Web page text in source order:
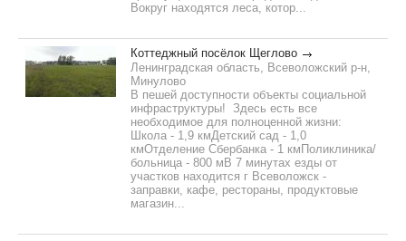
Вокруг находятся леса, котор...
Коттеджный посёлок Щеглово
Ленинградская область, Всеволожский р-н,
Минулово
В пешей доступности объекты социальной
инфраструктуры! Здесь есть все
необходимое для полноценной жизни:
Школа - 1,9 кмДетский сад - 1,0
кмОтделение Сбербанка - 1 кмПоликлиника/
больница - 800 мВ 7 минутах езды от
участков находится г Всеволожск -
заправки, кафе, рестораны, продуктовые
магазин...